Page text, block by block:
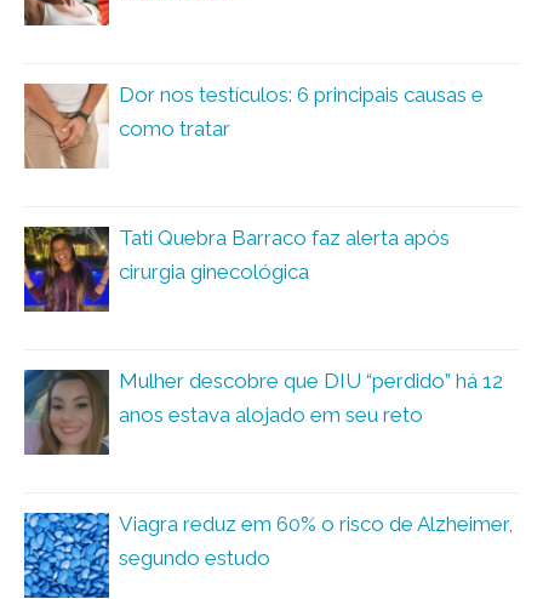
Dor nos testículos: 6 principais causas e
como tratar
Tati Quebra Barraco faz alerta após
cirurgia ginecológica
Mulher descobre que DIU “perdido” há 12
anos estava alojado em seu reto
Viagra reduz em 60% o risco de Alzheimer,
segundo estudo